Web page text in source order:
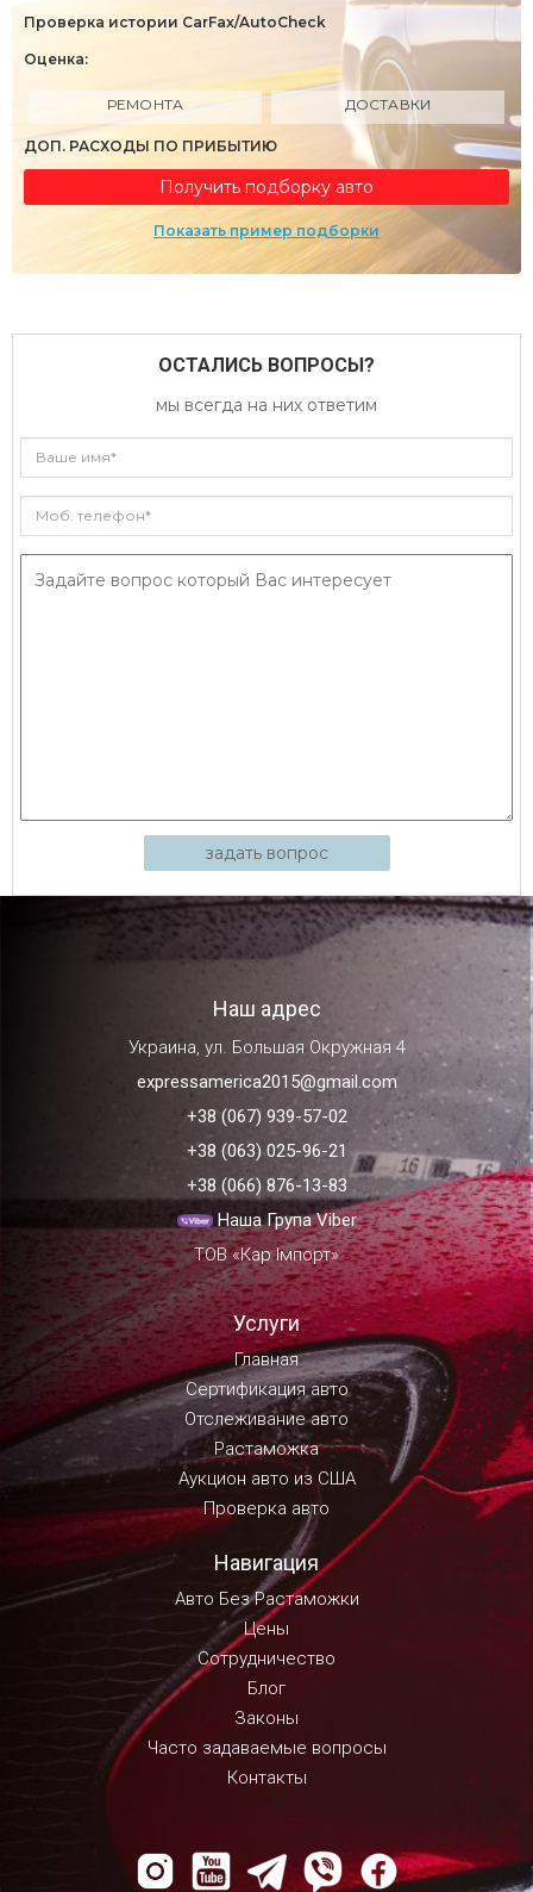
Проверка истории CarFax/AutoCheck
Оценка:
РЕМОНТА ДОСТАВКИ
ДОП. РАСХОДЫ ПО ПРИБЫТИЮ
Получить подборку авто
Показать пример подборки
ОСТАЛИСЬ ВОПРОСЫ?
мы всегда на них ответим
задать вопрос
Наш адрес
Украина, ул. Большая Окружная 4
expressamerica2015@gmail.com
+38 (067) 939-57-02
+38 (063) 025-96-21
+38 (066) 876-13-83
Наша Група Viber
ТОВ «Кар Імпорт»
Услуги
Главная
Сертификация авто
Отслеживание авто
Растаможка
Аукцион авто из США
Проверка авто
Навигация
Авто Без Растаможки
Цены
Сотрудничество
Блог
Законы
Часто задаваемые вопросы
Контакты